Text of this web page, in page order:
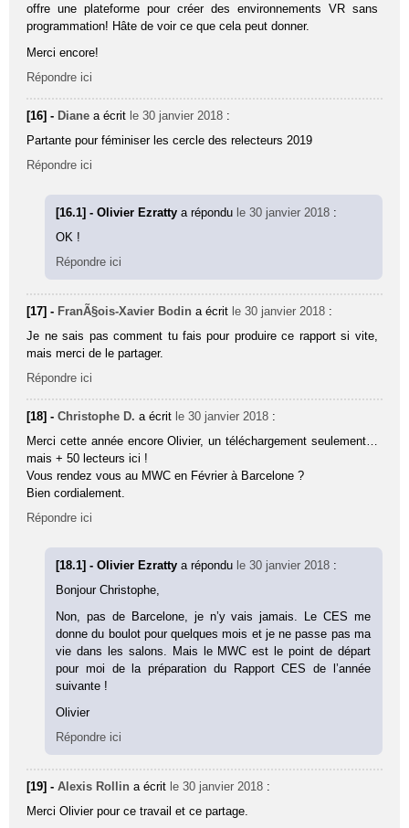
offre une plateforme pour créer des environnements VR sans
programmation! Hâte de voir ce que cela peut donner.
Merci encore!
Répondre ici
[16] - Diane a écrit le 30 janvier 2018 :
Partante pour féminiser les cercle des relecteurs 2019
Répondre ici
[16.1] - Olivier Ezrattya répondu le 30 janvier 2018 :
OK !
Répondre ici
[17] - FranÃ§ois-Xavier Bodin a écrit le 30 janvier 2018 :
Je ne sais pas comment tu fais pour produire ce rapport si vite,
mais merci de le partager.
Répondre ici
[18] -Christophe D. a écrit le 30 janvier 2018 :
Merci cette année encore Olivier, un téléchargement seulement…
mais + 50 lecteurs ici !
Vous rendez vous au MWC en Février à Barcelone ?
Bien cordialement.
Répondre ici
[18.1] - Olivier Ezrattya répondu le 30 janvier 2018 :
Bonjour Christophe,
Non, pas de Barcelone, je n’y vais jamais. Le CES me
donne du boulot pour quelques mois et je ne passe pas ma
vie dans les salons. Mais le MWC est le point de départ
pour moi de la préparation du Rapport CES de l’année
suivante !
Olivier
Répondre ici
[19] -Alexis Rollin a écrit le 30 janvier 2018 :
Merci Olivier pour ce travail et ce partage.